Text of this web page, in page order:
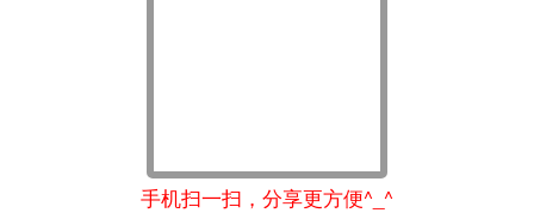
手机扫一扫，分享更方便^_^